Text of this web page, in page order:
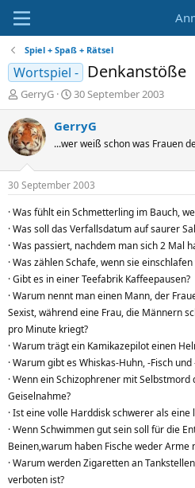
Spiel + Spaß + Rätsel
Wortspiel - Denkanstöße
E
r
s
t
e
e
r
GerryG
E
r
s
e
l
t
a
m
30 September 2003
GerryG
...wer weiß schon was Frauen
30 September 2003
· Was fühlt ein Schmetterling im Bauch,
· Was soll das Verfallsdatum auf saurer
· Was passiert, nachdem man sich 2 Mal
· Was zählen Schafe, wenn sie
· Gibt es in einer Teefabrik Kaffeepausen?
· Warum nennt man einen Mann, der
Sexist, während eine Frau, die Männern
pro Minute kriegt?
· Warum trägt ein Kamikazepilot einen
· Warum gibt es Whiskas-Huhn, -Fisch
· Wenn ein Schizophrener mit
Geiselnahme?
· Ist eine volle Harddisk schwerer als eine
· Wenn Schwimmen gut sein soll für die
Beinen,warum haben Fische weder Arme
· Warum werden Zigaretten an
verboten ist?